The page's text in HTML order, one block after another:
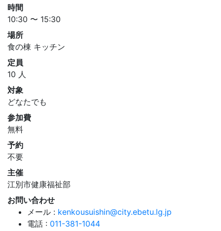
時間
10:30 〜 15:30
場所
食の棟 キッチン
定員
10 人
対象
どなたでも
参加費
無料
予約
不要
主催
江別市健康福祉部
お問い合わせ
メール : kenkousuishin@city.ebetu.lg.jp
電話 : 011-381-1044